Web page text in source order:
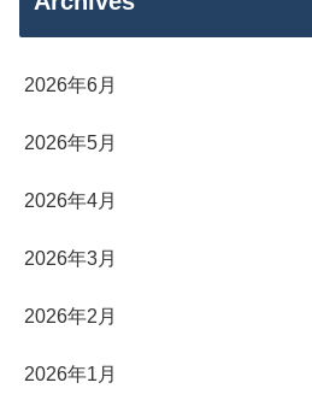
2026年6月
2026年5月
2026年4月
2026年3月
2026年2月
2026年1月